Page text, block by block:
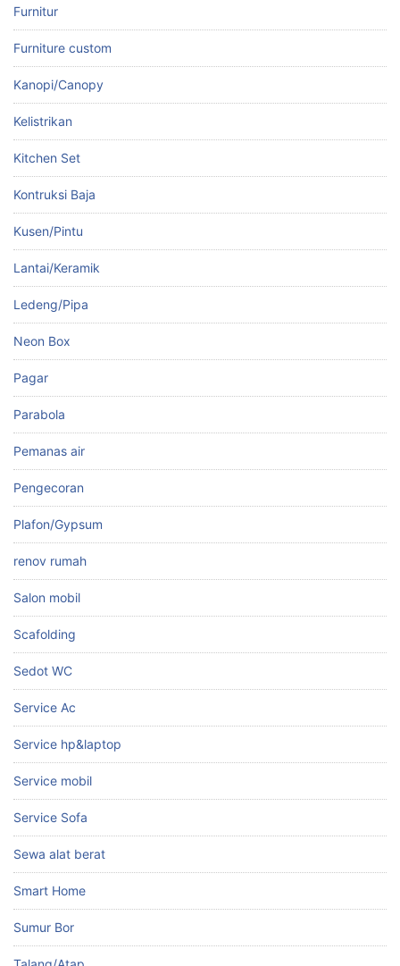
Furnitur
Furniture custom
Kanopi/Canopy
Kelistrikan
Kitchen Set
Kontruksi Baja
Kusen/Pintu
Lantai/Keramik
Ledeng/Pipa
Neon Box
Pagar
Parabola
Pemanas air
Pengecoran
Plafon/Gypsum
renov rumah
Salon mobil
Scafolding
Sedot WC
Service Ac
Service hp&laptop
Service mobil
Service Sofa
Sewa alat berat
Smart Home
Sumur Bor